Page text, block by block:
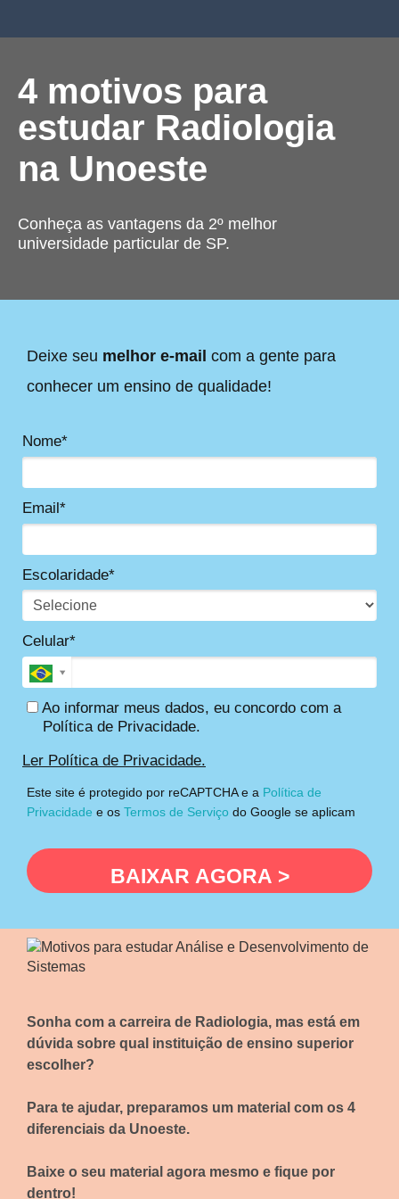
4 motivos para
estudar Radiologia
na Unoeste
Conheça as vantagens da 2º melhor
universidade particular de SP.
Deixe seu melhor e-mail com a gente para
conhecer um ensino de qualidade!
Nome*
Email*
Escolaridade*
Celular*
Ao informar meus dados, eu concordo com a
Política de Privacidade.
Ler Política de Privacidade.
Este site é protegido por reCAPTCHA e a Política de
Privacidade e os Termos de Serviço do Google se aplicam
BAIXAR AGORA >
Sonha com a carreira de Radiologia, mas está em
dúvida sobre qual instituição de ensino superior
escolher?
Para te ajudar, preparamos um material com os 4
diferenciais da Unoeste.
Baixe o seu material agora mesmo e fique por
dentro!